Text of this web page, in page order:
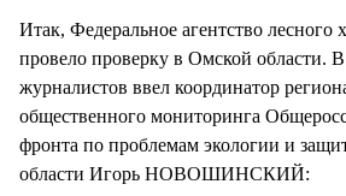
Итак, Федеральное агентство лесного
провело проверку в Омской области. В
журналистов ввел координатор
общественного мониторинга
фронта по проблемам экологии и
области Игорь НОВОШИНСКИЙ: